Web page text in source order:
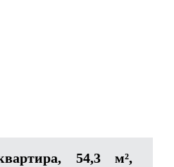
54,3 м²,